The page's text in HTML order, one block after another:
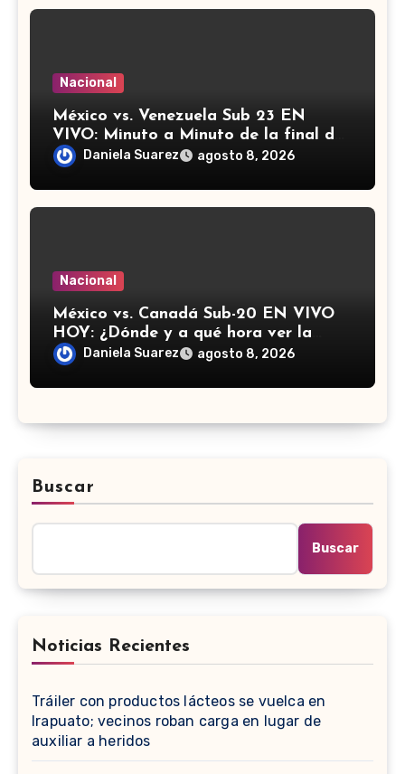
Nacional
México vs. Venezuela Sub 23 EN
VIVO: Minuto a Minuto de la final de
los Juegos Centroamericanos y del
Daniela Suarez agosto 8, 2026
Nacional
México vs. Canadá Sub-20 EN VIVO
HOY: ¿Dónde y a qué hora ver la
semifinal del Campeonato de
Daniela Suarez agosto 8, 2026
Buscar
Buscar
Noticias Recientes
Tráiler con productos lácteos se vuelca en
Irapuato; vecinos roban carga en lugar de
auxiliar a heridos